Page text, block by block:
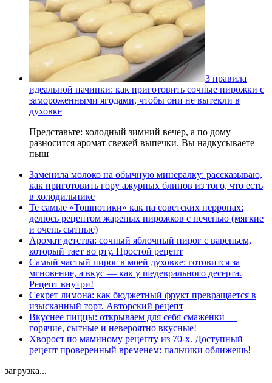
3 правила
идеальной начинки: как приготовить сочные пирожки с
замороженными ягодами, чтобы они не вытекли в
духовке
Представьте: холодный зимний вечер, а по дому
разносится аромат свежей выпечки. Вы надкусываете
пыш
Заменила молоко на обычную минералку: рассказываю,
как приготовить гору ажурных блинов из того, что есть
в холодильнике
Те самые «Тошнотики» как на советских перронах:
делюсь рецептом жареных пирожков с печенью (мягкие
и очень сытные)
Аромат детства: сочный яблочный пирог с вареньем,
который тает во рту. Простой рецепт
Самый частый пирог в моей духовке: готовится за
мгновение, а вкус — как у шедеврального десерта.
Рецепт внутри!
Секрет лимона: как бюджетный фрукт превращается в
изысканный торт. Авторский рецепт
Вкуснее пиццы: открываем для себя смаженки —
горячие, сытные и невероятно вкусные!
Хворост по маминому рецепту из 70-х. Доступный
рецепт проверенный временем: пальчики оближешь!
загрузка...